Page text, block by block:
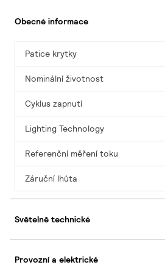
Obecné informace
Patice krytky
Nominální životnost
Cyklus zapnutí
Lighting Technology
Referenční měření toku
Záruční lhůta
Světelně technické
Provozní a elektrické